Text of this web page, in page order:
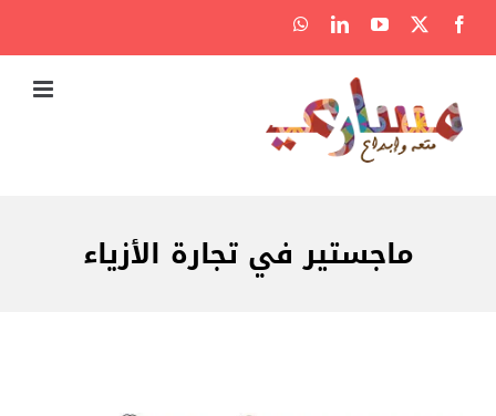
to
content
Facebook
X
YouTube
LinkedIn
WhatsApp
ماجستير في تجارة الأزياء